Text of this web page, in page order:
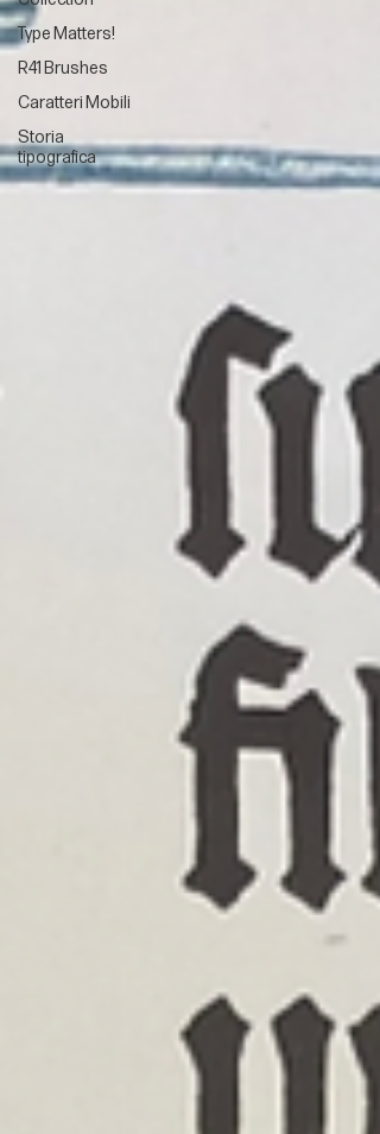
Type Matters!
R41 Brushes
Caratteri Mobili
Storia
tipografica